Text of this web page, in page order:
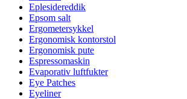
Eplesidereddik
Epsom salt
Ergometersykkel
Ergonomisk kontorstol
Ergonomisk pute
Espressomaskin
Evaporativ luftfukter
Eye Patches
Eyeliner